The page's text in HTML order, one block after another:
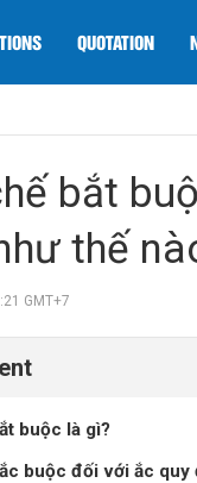
QUOTATION
bắt
thế
GMT+7
buộc là gì?
buộc đối với ắc quy